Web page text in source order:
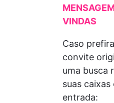
VINDAS
Caso
convite
uma busca
suas caixas
entrada: